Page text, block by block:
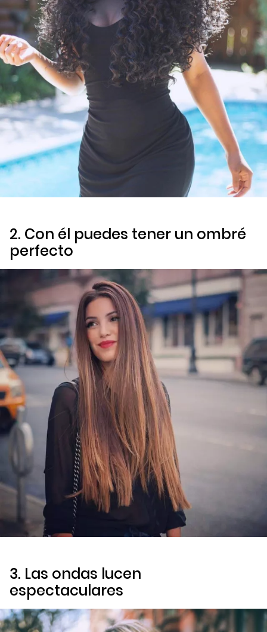
2. Con él puedes tener un ombré
perfecto
3. Las ondas lucen
espectaculares